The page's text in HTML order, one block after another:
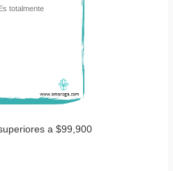
a $99,900